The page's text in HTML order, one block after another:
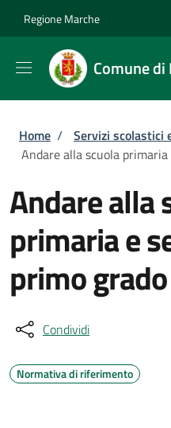
Regione Marche
Comune
Briciole di
Home / Servizi scolastici
Andare alla scuola
Andare alla
primaria e
primo grado
Condividi
Normativa di riferimento